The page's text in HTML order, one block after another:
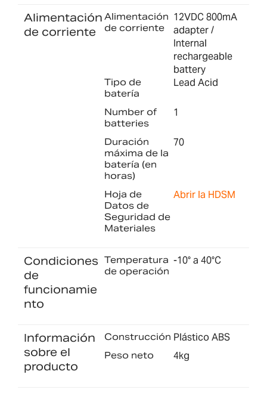
Alimentación
de corriente
Alimentación
de corriente
12VDC 800mA
adapter /
Internal
rechargeable
battery
Tipo de
batería
Lead Acid
Number of
batteries
1
Duración
máxima de la
batería (en
horas)
70
Hoja de
Datos de
Seguridad de
Materiales
Abrir la HDSM
Condiciones
de
funcionamie
nto
Temperatura
de operación
-10° a 40°C
Información
sobre el
producto
Construcción Plástico ABS
Peso neto 4kg